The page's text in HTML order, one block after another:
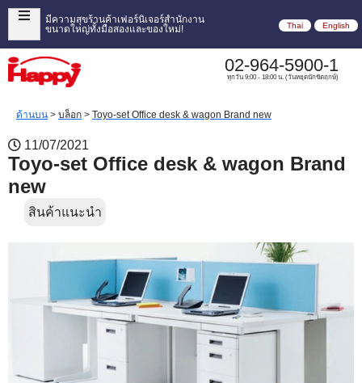
มีความสุขร้านค้าเฟอร์นิเจอร์สำนักงาน
ขนาดใหญ่ทั้งมือสองและของใหม่!
Thai English
02-964-5900-1
ทุกวัน 9:00 - 18:00 น. (วันหยุดนักขัตฤกษ์)
ด้านบน > บล็อก > Toyo-set Office desk & wagon Brand new
11/07/2021
Toyo-set Office desk & wagon Brand
new
สินค้าแนะนำ